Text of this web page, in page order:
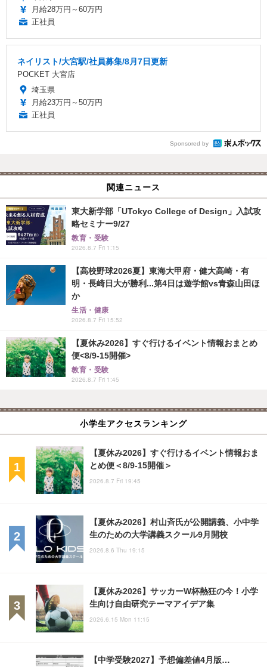
月給28万円～60万円
正社員
ネイリスト/大宮駅/社員募集/8月7日更新
POCKET 大宮店
埼玉県
月給23万円～50万円
正社員
Sponsored by
関連ニュース
東大新学部「UTokyo College of Design」入試攻
略セミナー9/27
教育・受験
2026.8.7 Fri 1:15
【高校野球2026夏】東海大甲府・健大高崎・有
明・長崎日大が勝利...第4日は遊学館vs青森山田ほ
か
生活・健康
2026.8.7 Fri 15:52
【夏休み2026】すぐ行けるイベント情報おまとめ
便<8/9-15開催>
教育・受験
2026.8.7 Fri 1:45
小学生アクセスランキング
【夏休み2026】すぐ行けるイベント情報おま
とめ便＜8/9-15開催＞
2026.8.7 Fri 19:45
【夏休み2026】村山斉氏が公開講義、小中学
生のための大学講義スクール9月開校
2026.8.6 Thu 19:15
【夏休み2026】サッカーW杯熱狂の今！小学
生向け自由研究テーマアイデア集
2026.6.15 Mon 11:15
【中学受験2027】予想偏差値4月版…